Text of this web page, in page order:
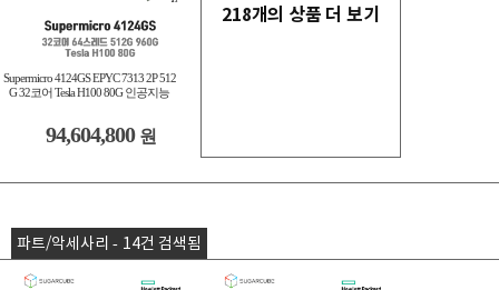
Supermicro 4124GS EPYC 7313 2P 512
G 32코어 Tesla H100 80G 인공지능
94,604,800 원
218개의 상품 더 보기
파트/악세사리 - 14건 검색됨